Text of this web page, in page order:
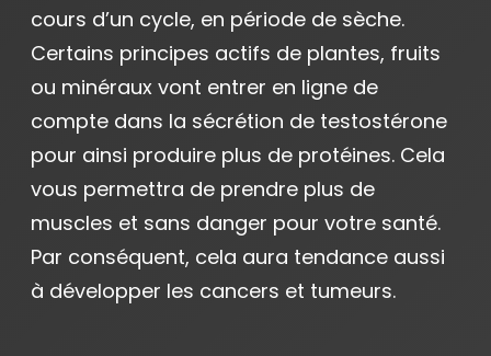
cours d’un cycle, en période de sèche.
Certains principes actifs de plantes, fruits
ou minéraux vont entrer en ligne de
compte dans la sécrétion de testostérone
pour ainsi produire plus de protéines. Cela
vous permettra de prendre plus de
muscles et sans danger pour votre santé.
Par conséquent, cela aura tendance aussi
à développer les cancers et tumeurs.